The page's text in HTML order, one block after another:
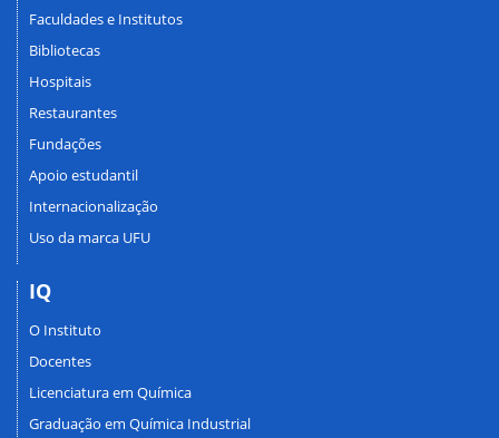
Faculdades e Institutos
Bibliotecas
Hospitais
Restaurantes
Fundações
Apoio estudantil
Internacionalização
Uso da marca UFU
IQ
O Instituto
Docentes
Licenciatura em Química
Graduação em Química Industrial